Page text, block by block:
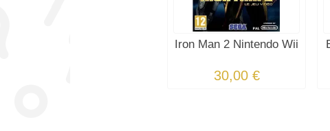
Iron Man 2 Nintendo Wii
30,00 €